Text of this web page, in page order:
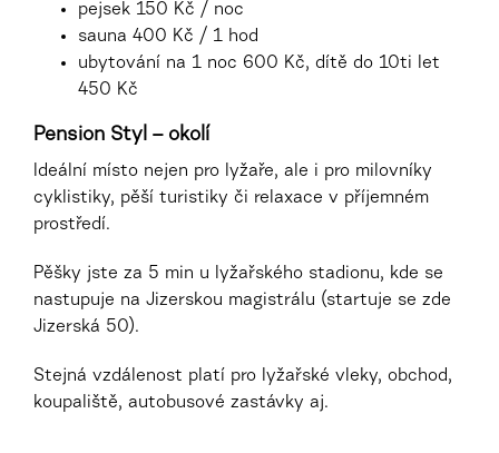
pejsek 150 Kč / noc
sauna 400 Kč / 1 hod
ubytování na 1 noc 600 Kč, dítě do 10ti let
450 Kč
Pension Styl – okolí
Ideální místo nejen pro lyžaře, ale i pro milovníky
cyklistiky, pěší turistiky či relaxace v příjemném
prostředí.
Pěšky jste za 5 min u lyžařského stadionu, kde se
nastupuje na Jizerskou magistrálu (startuje se zde
Jizerská 50).
Stejná vzdálenost platí pro lyžařské vleky, obchod,
koupaliště, autobusové zastávky aj.